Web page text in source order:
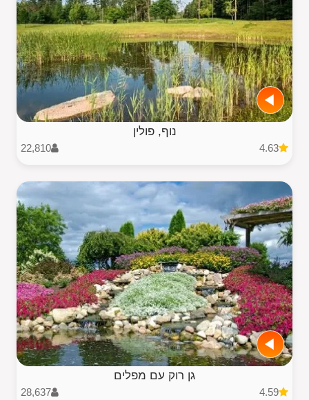
נוף, פולין
4.63
22,810
גן רוק עם מפלים
4.59
28,637